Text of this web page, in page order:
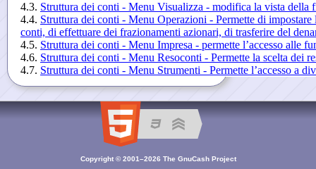
Copyright © 2001–2026 The GnuCash Project